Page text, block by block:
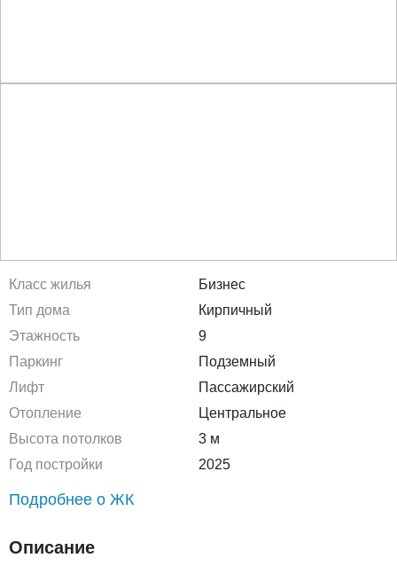
Класс жилья
Бизнес
Тип дома
Кирпичный
Этажность
9
Паркинг
Подземный
Лифт
Пассажирский
Отопление
Центральное
Высота потолков
3 м
Год постройки
2025
Подробнее о ЖК
Описание